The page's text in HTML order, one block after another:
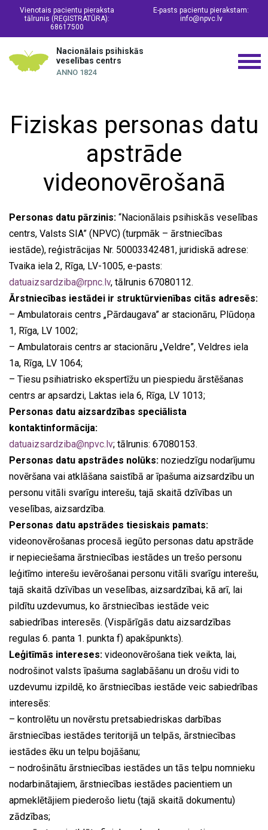
Vienotais pacientu pieraksta
tālrunis (REĢISTRATŪRA):
68617500
E-pasts pacientu pierakstam:
info@npvc.lv
Nacionālais psihiskās
veselības centrs
ANNO 1824
Fiziskas personas datu
apstrāde
videonovērošanā
Personas datu pārzinis: “Nacionālais psihiskās veselības
centrs, Valsts SIA” (NPVC) (turpmāk – ārstniecības
iestāde), reģistrācijas Nr. 50003342481, juridiskā adrese:
Tvaika iela 2, Rīga, LV-1005, e-pasts:
datuaizsardziba@rpnc.lv, tālrunis 67080112.
Ārstniecības iestādei ir struktūrvienības citās adresēs:
– Ambulatorais centrs „Pārdaugava” ar stacionāru, Plūdoņa
1, Rīga, LV 1002;
– Ambulatorais centrs ar stacionāru „Veldre”, Veldres iela
1a, Rīga, LV 1064;
– Tiesu psihiatrisko ekspertīžu un piespiedu ārstēšanas
centrs ar apsardzi, Laktas iela 6, Rīga, LV 1013;
Personas datu aizsardzības speciālista
kontaktinformācija:
datuaizsardziba@npvc.lv; tālrunis: 67080153.
Personas datu apstrādes nolūks: noziedzīgu nodarījumu
novēršana vai atklāšana saistībā ar īpašuma aizsardzību un
personu vitāli svarīgu interešu, tajā skaitā dzīvības un
veselības, aizsardzība.
Personas datu apstrādes tiesiskais pamats:
videonovērošanas procesā iegūto personas datu apstrāde
ir nepieciešama ārstniecības iestādes un trešo personu
leģitīmo interešu ievērošanai personu vitāli svarīgu interešu,
tajā skaitā dzīvības un veselības, aizsardzībai, kā arī, lai
pildītu uzdevumus, ko ārstniecības iestāde veic
sabiedrības interesēs. (Vispārīgās datu aizsardzības
regulas 6. panta 1. punkta f) apakšpunkts).
Leģitīmās intereses: videonovērošana tiek veikta, lai,
nodrošinot valsts īpašuma saglabāšanu un drošu vidi to
uzdevumu izpildē, ko ārstniecības iestāde veic sabiedrības
interesēs:
– kontrolētu un novērstu pretsabiedriskas darbības
ārstniecības iestādes teritorijā un telpās, ārstniecības
iestādes ēku un telpu bojāšanu;
– nodrošinātu ārstniecības iestādes un tās telpu nomnieku
nodarbinātajiem, ārstniecības iestādes pacientiem un
apmeklētājiem piederošo lietu (tajā skaitā dokumentu)
zādzības;